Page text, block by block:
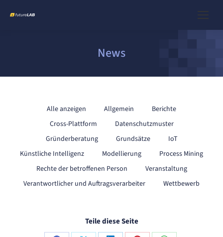
News
Alle anzeigen Allgemein
Berichte
Cross-Plattform
Datenschutzmuster
Gründerberatung
Grundsätze
IoT
Künstliche Intelligenz
Modellierung
Process Mining
Rechte der betroffenen Person
Veranstaltung
Verantwortlicher und Auftragsverarbeiter
Wettbewerb
Teile diese Seite